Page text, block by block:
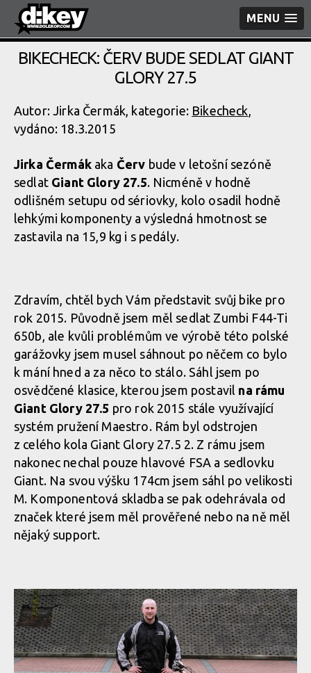
MENU
BIKECHECK: ČERV BUDE SEDLAT GIANT
GLORY 27.5
Autor: Jirka Čermák, kategorie: Bikecheck,
vydáno: 18.3.2015
Jirka Čermákaka Červ bude v letošní sezóně
sedlat Giant Glory 27.5. Nicméně v hodně
odlišném setupu od sériovky, kolo osadil hodně
lehkými komponenty a výsledná hmotnost se
zastavila na 15,9 kg i s pedály.
Zdravím, chtěl bych Vám představit svůj bike pro
rok 2015. Původně jsem měl sedlat Zumbi F44-Ti
650b, ale kvůli problémům ve výrobě této polské
garážovky jsem musel sáhnout po něčem co bylo
k mání hned a za něco to stálo. Sáhl jsem po
osvědčené klasice, kterou jsem postavil na rámu
Giant Glory 27.5 pro rok 2015 stále využívající
systém pružení Maestro. Rám byl odstrojen
z celého kola Giant Glory 27.5 2. Z rámu jsem
nakonec nechal pouze hlavové FSA a sedlovku
Giant. Na svou výšku 174cm jsem sáhl po velikosti
M. Komponentová skladba se pak odehrávala od
značek které jsem měl prověřené nebo na ně měl
nějaký support.